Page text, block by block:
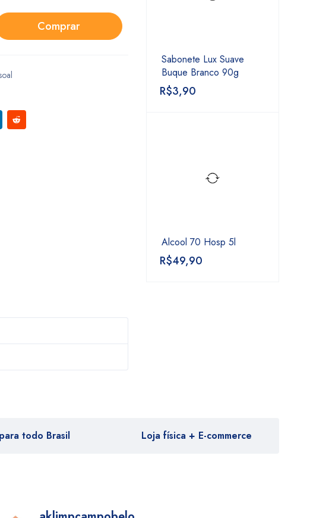
Comprar
Sabonete Lux Suave
Buque Branco 90g
R$3,90
Alcool 70 Hosp 5l
R$49,90
todo Brasil Loja física + E-commerce